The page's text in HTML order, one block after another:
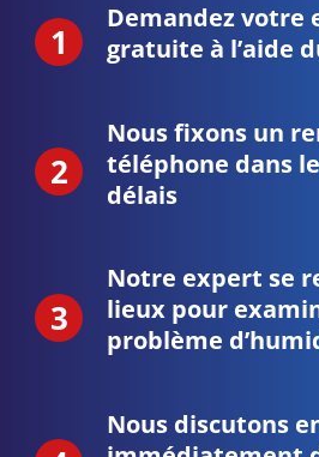
Demandez votre
gratuite à l’aide
Nous fixons un
téléphone dans
délais
Notre expert se
lieux pour
problème
Nous discutons